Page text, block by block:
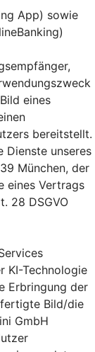
App) sowie
eines
bereitstellt.
Dienste unseres
München, der
eines Vertrags
28 DSGVO
KI-Technologie
Erbringung der
Bild/die
GmbH